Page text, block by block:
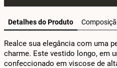
Detalhes do Produto
Realce sua elegância com uma
charme. Este vestido longo, em
confeccionado em viscose de